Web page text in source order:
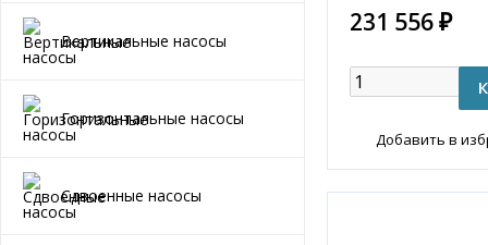
Вертикальные насосы
Горизонтальные насосы
Сдвоенные насосы
231 556 ₽
Добавить в